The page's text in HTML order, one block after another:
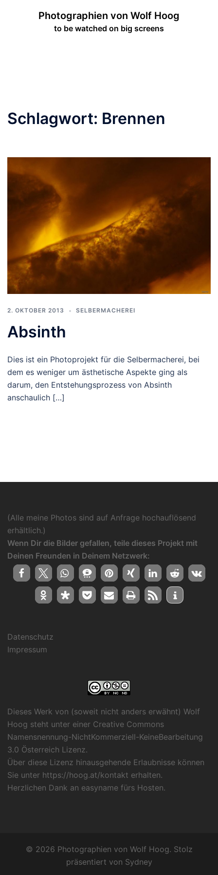
Photographien von Wolf Hoog
to be watched on big screens
Schlagwort: Brennen
2. OKTOBER 2013 SELBERMACHEREI
Absinth
Dies ist ein Photoprojekt für die Selbermacherei, bei
dem es weniger um ästhetische Aspekte ging als
darum, den Entstehungsprozess von Absinth
anschaulich […]
(Alle meine Photos sind auf Anfrage hochauflösend
erhältlich.)
Wenn Dir die Bilder gefallen, teile dieses Projekt mit
Deinen Freunden in Deinem Netzwerk:
Datenschutz
Impressum
Dieses Werk von (soweit nicht anders erwähnt) Wolf
Hoog steht unter einer Creative Commons
Namensnennung-NichtKommerziell-KeineBearbeitung
3.0 Österreich Lizenz.
Über diese Lizenz hinausgehende Erlaubnisse können
Sie unter https://hoog.at/kontakt erhalten.
Herzlichen Dank an easyname fürs Hosten.
© 2026 Photographien von Wolf Hoog. Stolz
präsentiert von Sydney